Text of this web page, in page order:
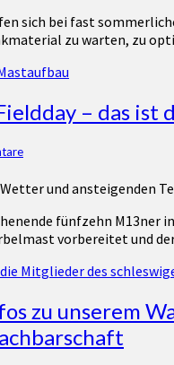
sich bei fast
zu warten, zu
– das ist
und ansteigenden
fünfzehn M13ner
vorbereitet und
zu unserem